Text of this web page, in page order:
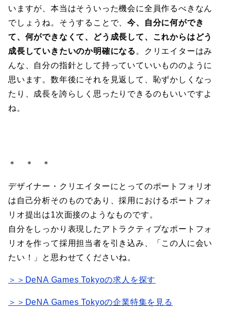
いますが、本当はそういった機会に全員作るべきなん
でしょうね。そうすることで、今、自分に何ができ
て、何ができなくて、どう成長して、これからはどう
成長していきたいのか明確になる 。クリエイターはみ
んな、自分の指針として持っていていいもののように
思います。数年後にそれを見返して、恥ずかしくなっ
たり、成長を誇らしく思ったりできるのもいいですよ
ね。
＊ ＊ ＊
デザイナー・クリエイターにとってのポートフォリオ
は自己分析そのものであり、採用におけるポートフォ
リオ提出は1次面接のようなものです。
自分をしっかり表現したアトラクティブなポートフォ
リオを作って採用担当者を引き込み、「この人に会い
たい！」と思わせてくださいね。
＞＞DeNA Games Tokyoの求人を探す
＞＞DeNA Games Tokyoの企業特集を見る